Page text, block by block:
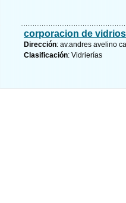
corporacion de
Dirección: av.andres avelino
Clasificación: Vidrierías